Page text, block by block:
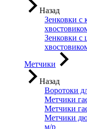
Назад
Зенковки с
Зенковки с
Метчики
Назад
Воротоки
Метчики
Метчики
Метчики
м/р